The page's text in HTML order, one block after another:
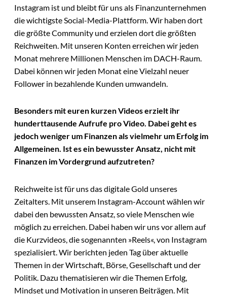
Instagram ist und bleibt für uns als Finanzunternehmen
die wichtigste Social-Media-Plattform. Wir haben dort
die größte Community und erzielen dort die größten
Reichweiten. Mit unseren Konten erreichen wir jeden
Monat mehrere Millionen Menschen im DACH-Raum.
Dabei können wir jeden Monat eine Vielzahl neuer
Follower in bezahlende Kunden umwandeln.
Besonders mit euren kurzen Videos erzielt ihr
hunderttausende Aufrufe pro Video. Dabei geht es
jedoch weniger um Finanzen als vielmehr um Erfolg im
Allgemeinen. Ist es ein bewusster Ansatz, nicht mit
Finanzen im Vordergrund aufzutreten?
Reichweite ist für uns das digitale Gold unseres
Zeitalters. Mit unserem Instagram-Account wählen wir
dabei den bewussten Ansatz, so viele Menschen wie
möglich zu erreichen. Dabei haben wir uns vor allem auf
die Kurzvideos, die sogenannten »Reels«, von Instagram
spezialisiert. Wir berichten jeden Tag über aktuelle
Themen in der Wirtschaft, Börse, Gesellschaft und der
Politik. Dazu thematisieren wir die Themen Erfolg,
Mindset und Motivation in unseren Beiträgen. Mit